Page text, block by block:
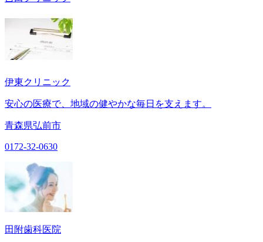
伊東クリニック
安心の医療で、地域の健やかな毎日を支えます。
青森県弘前市
0172-32-0630
田附歯科医院